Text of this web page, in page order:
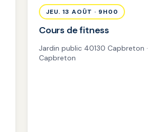
JEU. 13 AOÛT · 9H00
Cours de fitness
Jardin public 40130 Capbreton ·
Capbreton